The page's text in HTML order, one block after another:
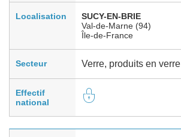
Localisation
SUCY-EN-BRIE
Val-de-Marne (94)
Île-de-France
Secteur Verre, produits en verre
Effectif
national